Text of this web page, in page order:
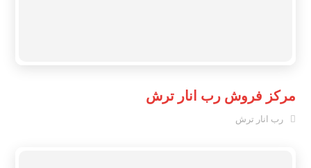
مرکز فروش رب انار ترش
رب انار ترش